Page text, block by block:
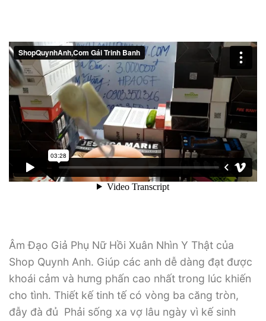
Âm Đạo Giả Phụ Nữ Hồi Xuân Nhìn Y Thật của
Shop Quynh Anh. Giúp các anh dễ dàng đạt được
khoái cảm và hưng phấn cao nhất trong lúc khiến
cho tình. Thiết kế tinh tế có vòng ba căng tròn,
đẫy đà đủ Phải sống xa vợ lâu ngày vì kế sinh